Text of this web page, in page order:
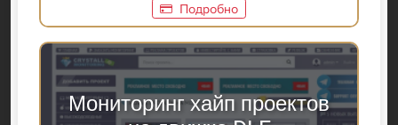
Подробно
Мониторинг хайп проектов